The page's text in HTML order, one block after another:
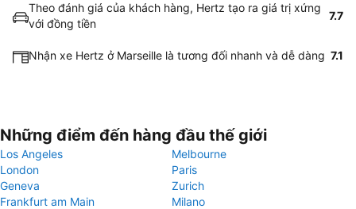
Theo đánh giá của khách hàng, Hertz tạo ra giá trị xứng
với đồng tiền
7.7
Nhận xe Hertz ở Marseille là tương đối nhanh và dễ dàng 7.1
Những điểm đến hàng đầu thế giới
Los Angeles
Melbourne
London
Paris
Geneva
Zurich
Frankfurt am Main
Milano